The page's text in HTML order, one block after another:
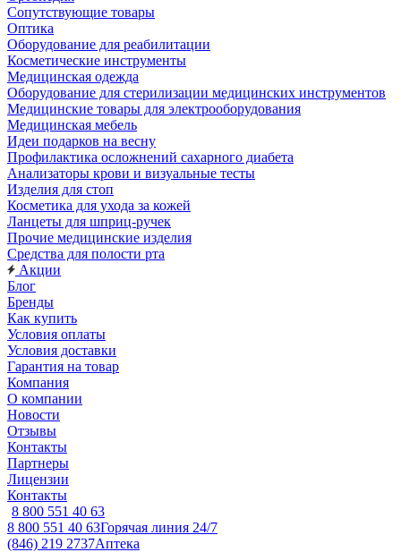
Сопутствующие товары
Оптика
Оборудование для реабилитации
Косметические инструменты
Медицинская одежда
Оборудование для стерилизации медицинских инструментов
Медицинские товары для электрооборудования
Медицинская мебель
Идеи подарков на весну
Профилактика осложнений сахарного диабета
Анализаторы крови и визуальные тесты
Изделия для стоп
Косметика для ухода за кожей
Ланцеты для шприц-ручек
Прочие медицинские изделия
Средства для полости рта
Акции
Блог
Бренды
Как купить
Условия оплаты
Условия доставки
Гарантия на товар
Компания
О компании
Новости
Отзывы
Контакты
Партнеры
Лицензии
Контакты
8 800 551 40 63
8 800 551 40 63Горячая линия 24/7
(846) 219 2737Аптека